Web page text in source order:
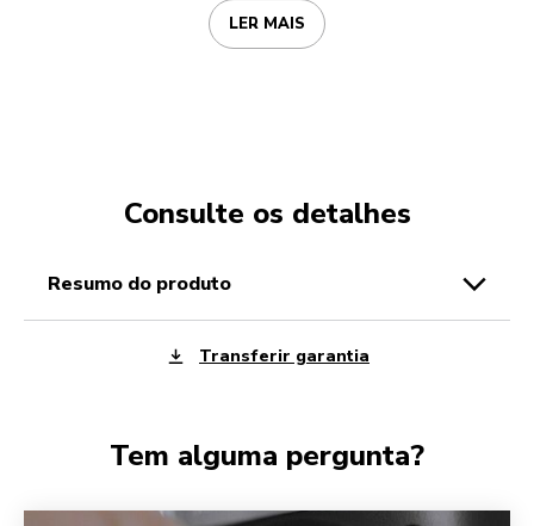
LER MAIS
Consulte os detalhes
resumo do produto
Transferir garantia
Tem alguma pergunta?